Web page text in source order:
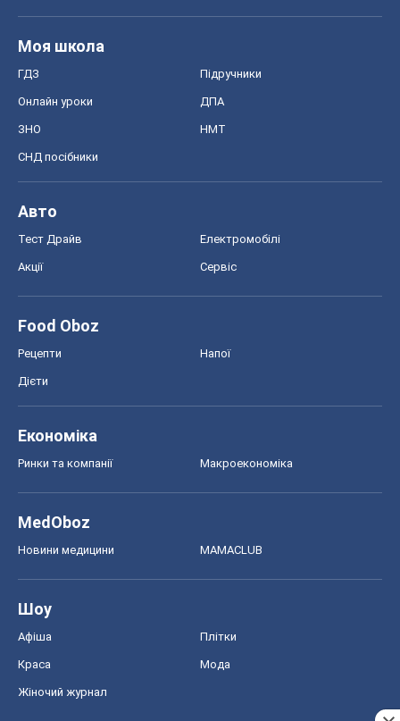
Моя школа
ГДЗ Підручники
Онлайн уроки ДПА
ЗНО НМТ
СНД посібники
Авто
Тест Драйв Електромобілі
Акції Сервіс
Food Oboz
Рецепти Напої
Дієти
Економіка
Ринки та компанії Макроекономіка
MedOboz
Новини медицини MAMACLUB
Шоу
Афіша Плітки
Краса Мода
Жіночий журнал